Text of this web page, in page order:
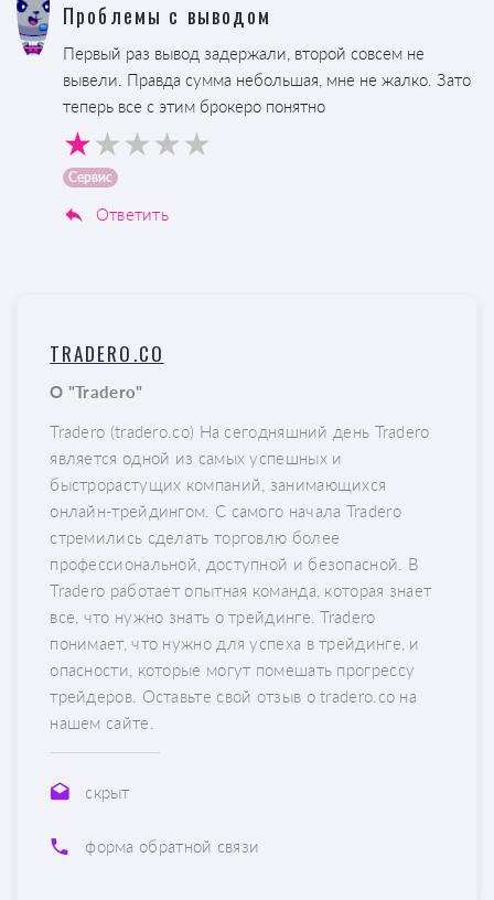
Проблемы с выводом
Первый раз вывод задержали, второй совсем не
вывели. Правда сумма небольшая, мне не жалко. Зато
теперь все с этим брокеро понятно
Сервис
Ответить
TRADERO.CO
О "Tradero"
Tradero (tradero.co) На сегодняшний день Tradero
является одной из самых успешных и
быстрорастущих компаний, занимающихся
онлайн-трейдингом. С самого начала Tradero
стремились сделать торговлю более
профессиональной, доступной и безопасной. В
Tradero работает опытная команда, которая знает
все, что нужно знать о трейдинге. Tradero
понимает, что нужно для успеха в трейдинге, и
опасности, которые могут помешать прогрессу
трейдеров. Оставьте свой отзыв о tradero.co на
нашем сайте.
скрыт
форма обратной связи